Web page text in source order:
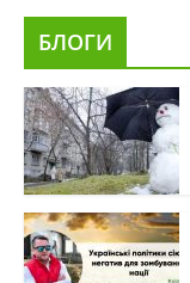
БЛОГИ